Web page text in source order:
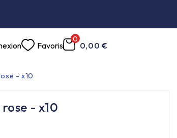
Favoris
0
0,00 €
- x10
- x10